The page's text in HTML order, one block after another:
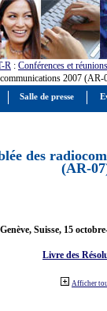
R : Conférences et réunions
2007 (AR-
des
(AR-
Suisse, 15
Livre des
Afficher
Salle de presse